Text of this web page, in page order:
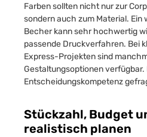
Farben sollten nicht nur zur
sondern auch zum Material. Ein
Becher kann sehr hochwertig
passende Druckverfahren. Bei
Express-Projekten sind
Gestaltungsoptionen
Entscheidungskompetenz
Stückzahl, Budget
realistisch planen